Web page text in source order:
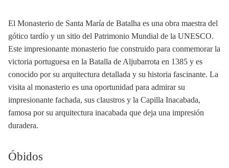
El Monasterio de Santa María de Batalha es una obra maestra del
gótico tardío y un sitio del Patrimonio Mundial de la UNESCO.
Este impresionante monasterio fue construido para conmemorar la
victoria portuguesa en la Batalla de Aljubarrota en 1385 y es
conocido por su arquitectura detallada y su historia fascinante. La
visita al monasterio es una oportunidad para admirar su
impresionante fachada, sus claustros y la Capilla Inacabada,
famosa por su arquitectura inacabada que deja una impresión
duradera.
Óbidos